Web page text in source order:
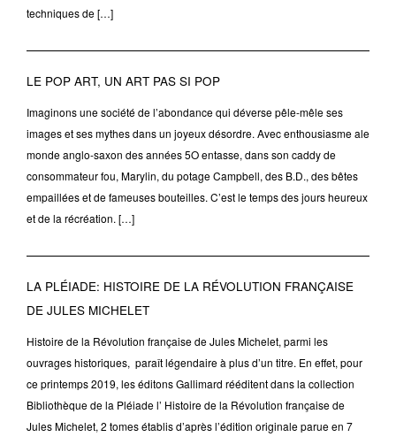
techniques de […]
LE POP ART, UN ART PAS SI POP
Imaginons une société de l’abondance qui déverse pêle-mêle ses
images et ses mythes dans un joyeux désordre. Avec enthousiasme ale
monde anglo-saxon des années 5O entasse, dans son caddy de
consommateur fou, Marylin, du potage Campbell, des B.D., des bêtes
empaillées et de fameuses bouteilles. C’est le temps des jours heureux
et de la récréation. […]
LA PLÉIADE: HISTOIRE DE LA RÉVOLUTION FRANÇAISE
DE JULES MICHELET
Histoire de la Révolution française de Jules Michelet, parmi les
ouvrages historiques, paraît légendaire à plus d’un titre. En effet, pour
ce printemps 2019, les éditons Gallimard rééditent dans la collection
Bibliothèque de la Pléiade l’ Histoire de la Révolution française de
Jules Michelet, 2 tomes établis d’après l’édition originale parue en 7